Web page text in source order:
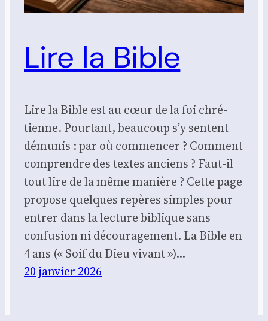
Lire la Bible
Lire la Bible est au cœur de la foi chré­
tienne. Pour­tant, beau­coup s’y sentent
dému­nis : par où com­men­cer ? Com­ment
com­prendre des textes anciens ? Faut-il
tout lire de la même manière ? Cette page
pro­pose quelques repères simples pour
entrer dans la lec­ture biblique sans
confu­sion ni décou­ra­ge­ment. La Bible en
4 ans (« Soif du Dieu vivant »)…
20 janvier 2026